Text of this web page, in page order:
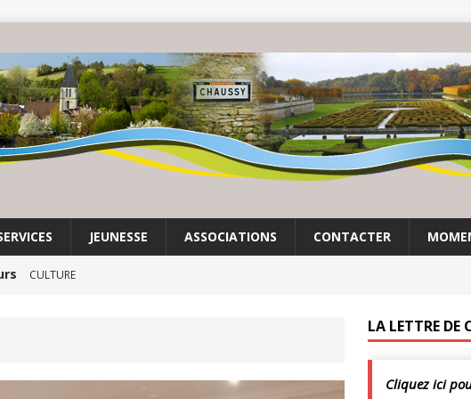
JEUNESSE ASSOCIATIONS CONTACTER
CULTURE
| Villarceaux | 1 août
LA LETTRE DE
Cliquez ici